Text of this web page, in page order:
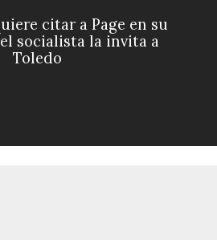
citar a Page en su
socialista la invita a
Toledo